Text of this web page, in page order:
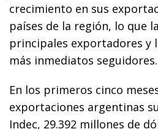
crecimiento en sus
países de la región, lo que
principales exportadores y
más inmediatos seguidores.
En los primeros cinco
exportaciones argentinas
Indec, 29.392 millones de